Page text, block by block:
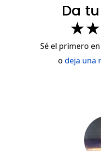
Da
★★
Sé el primero
o deja una